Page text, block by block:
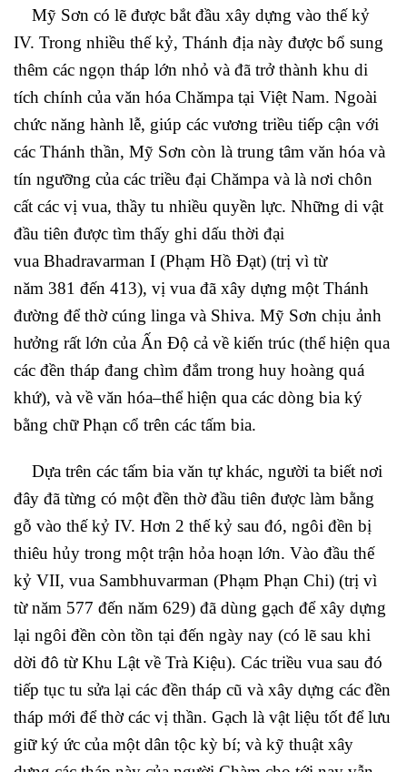
Mỹ Sơn có lẽ được bắt đầu xây dựng vào thế kỷ
IV. Trong nhiều thế kỷ, Thánh địa này được bổ sung
thêm các ngọn tháp lớn nhỏ và đã trở thành khu di
tích chính của văn hóa Chămpa tại Việt Nam. Ngoài
chức năng hành lễ, giúp các vương triều tiếp cận với
các Thánh thần, Mỹ Sơn còn là trung tâm văn hóa và
tín ngưỡng của các triều đại Chămpa và là nơi chôn
cất các vị vua, thầy tu nhiều quyền lực. Những di vật
đầu tiên được tìm thấy ghi dấu thời đại
vua Bhadravarman I (Phạm Hồ Đạt) (trị vì từ
năm 381 đến 413), vị vua đã xây dựng một Thánh
đường để thờ cúng linga và Shiva. Mỹ Sơn chịu ảnh
hưởng rất lớn của Ấn Độ cả về kiến trúc (thể hiện qua
các đền tháp đang chìm đắm trong huy hoàng quá
khứ), và về văn hóa–thể hiện qua các dòng bia ký
bằng chữ Phạn cổ trên các tấm bia.
Dựa trên các tấm bia văn tự khác, người ta biết nơi
đây đã từng có một đền thờ đầu tiên được làm bằng
gỗ vào thế kỷ IV. Hơn 2 thế kỷ sau đó, ngôi đền bị
thiêu hủy trong một trận hỏa hoạn lớn. Vào đầu thế
kỷ VII, vua Sambhuvarman (Phạm Phạn Chi) (trị vì
từ năm 577 đến năm 629) đã dùng gạch để xây dựng
lại ngôi đền còn tồn tại đến ngày nay (có lẽ sau khi
dời đô từ Khu Lật về Trà Kiệu). Các triều vua sau đó
tiếp tục tu sửa lại các đền tháp cũ và xây dựng các đền
tháp mới để thờ các vị thần. Gạch là vật liệu tốt để lưu
giữ ký ức của một dân tộc kỳ bí; và kỹ thuật xây